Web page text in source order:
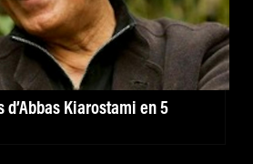
d’Abbas Kiarostami en 5